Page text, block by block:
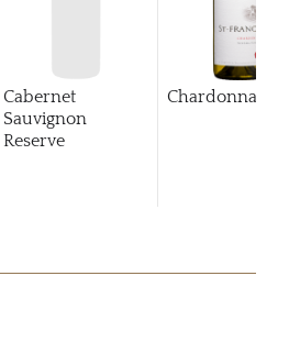
Cabernet
Sauvignon
Reserve
Chardonnay